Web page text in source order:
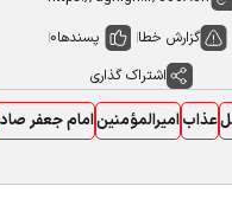
گزارش خطا پسندها0
اشتراک گذاری
عذابامیرالمؤمنینامام جعفر صادق